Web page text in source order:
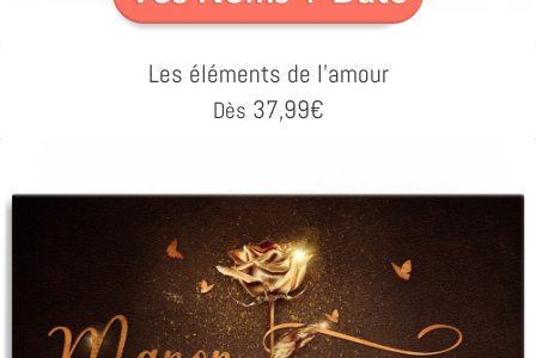
Les éléments de l'amour
Dès 37,99€